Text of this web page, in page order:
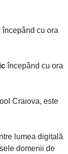
începând cu ora
începând cu ora
Craiova, este
lumea digitală
domenii de